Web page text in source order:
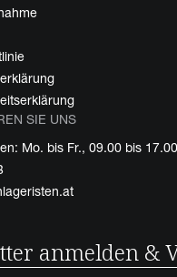
SIE UNS
Mo. bis Fr., 09.00 bis
anmelden &